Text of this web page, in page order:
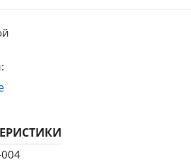
крафт золотой - 1